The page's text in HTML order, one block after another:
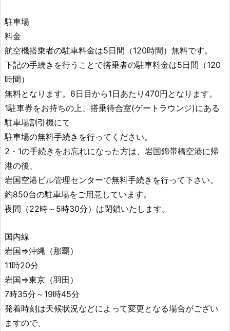
駐車場
料金
航空機搭乗者の駐車料金は5日間（120時間）無料です。
下記の手続きを行うことで搭乗者の駐車料金は5日間（120
時間）
無料となります。6日目から1日あたり470円となります。
1駐車券をお持ちの上、搭乗待合室(ゲートラウンジ)にある
駐車場割引機にて
駐車場の無料手続きを行ってください。
2・1の手続きをお忘れになった方は、岩国錦帯橋空港に帰
港の後、
岩国空港ビル管理センターで無料手続きを行って下さい。
約850台の駐車場をご用意しています。
夜間（22時～5時30分）は閉鎖いたします。
国内線
岩国⇒沖縄（那覇）
11時20分
岩国⇒東京（羽田）
7時35分～19時45分
発着時刻は天候状況などによって変更となる場合がござい
ますので、